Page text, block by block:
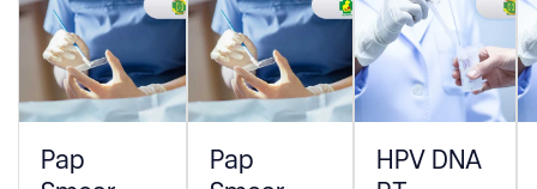
Pap
Pap
HPV DNA